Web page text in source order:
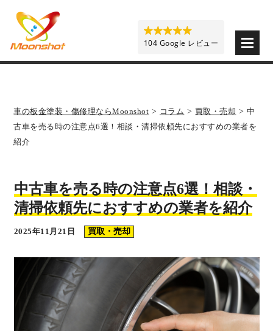
車の板金塗装・傷修理ならMoonshot > コラム > 買取・売却 > 中
古車を売る時の注意点6選！相談・清掃依頼先におすすめの業者を
紹介
中古車を売る時の注意点6選！相談・
清掃依頼先におすすめの業者を紹介
2025年11月21日 買取・売却
104 Google レビュー